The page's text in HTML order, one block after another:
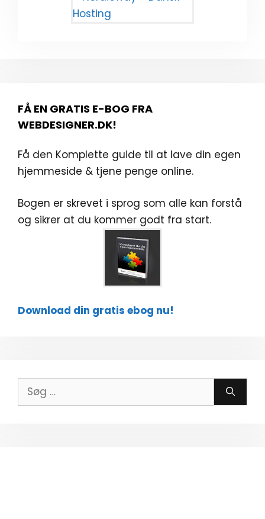
FÅ EN GRATIS E-BOG FRA
WEBDESIGNER.DK!
Få den Komplette guide til at lave din egen
hjemmeside & tjene penge online.
Bogen er skrevet i sprog som alle kan forstå
og sikrer at du kommer godt fra start.
Download din gratis ebog nu!
Søg
efter: